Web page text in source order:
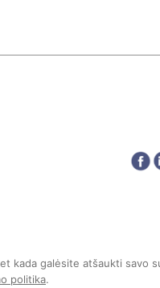
kada galėsite atšaukti savo
politika.